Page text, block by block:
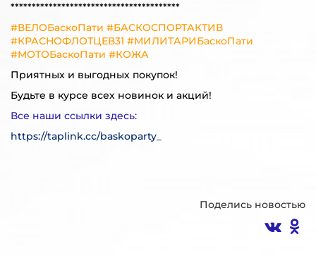
****************************************
#ВЕЛОБаскоПати #БАСКОСПОРТАКТИВ
#КРАСНОФЛОТЦЕВ31 #МИЛИТАРИБаскоПати
#МОТОБаскоПати #КОЖА
Приятных и выгодных покупок!
Будьте в курсе всех новинок и акций!
Все наши ссылки здесь:
https://taplink.cc/baskoparty_
Поделись новостью